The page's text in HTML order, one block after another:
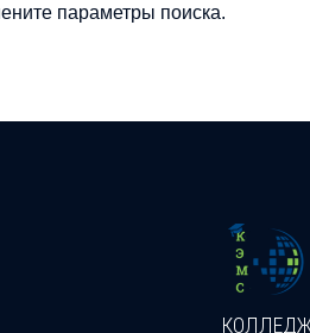
параметры поиска.